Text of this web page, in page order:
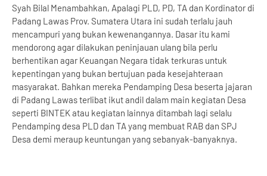
Syah Bilal Menambahkan, Apalagi PLD, PD, TA dan Kordinator di
Padang Lawas Prov. Sumatera Utara ini sudah terlalu jauh
mencampuri yang bukan kewenangannya. Dasar itu kami
mendorong agar dilakukan peninjauan ulang bila perlu
berhentikan agar Keuangan Negara tidak terkuras untuk
kepentingan yang bukan bertujuan pada kesejahteraan
masyarakat. Bahkan mereka Pendamping Desa beserta jajaran
di Padang Lawas terlibat ikut andil dalam main kegiatan Desa
seperti BINTEK atau kegiatan lainnya ditambah lagi selalu
Pendamping desa PLD dan TA yang membuat RAB dan SPJ
Desa demi meraup keuntungan yang sebanyak-banyaknya.